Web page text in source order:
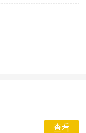
查看